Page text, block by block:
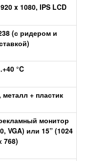
x 1080, IPS LCD
(с ридером и
°C
+ пластик
монитор
VGA) или 15” (1024
768)